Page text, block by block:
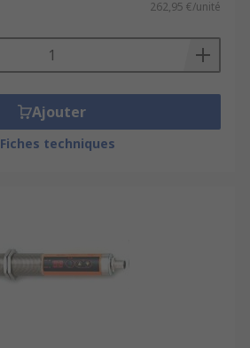
262,95 €/unité
Ajouter
Fiches techniques